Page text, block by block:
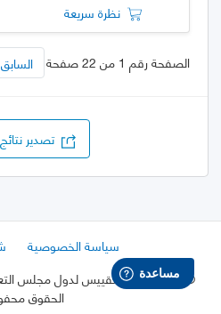
نظرة سريعة
الصفحة رقم 1 من 22 صفحة السابق
تصدير
سياسة الخصوصية
© 2026 هيئة التقييس لدول مجلس التعاون لدول الخليج العربية
الحقوق